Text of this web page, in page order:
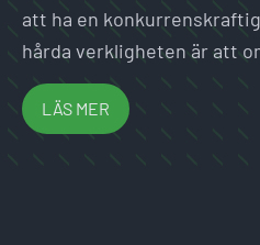
att ha en
hårda verkligheten är att
LÄS MER